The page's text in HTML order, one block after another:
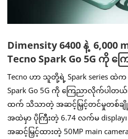
Dimensity 6400 နဲ့
Tecno Spark Go 5G ကို က
Tecno ဟာ သူတို့ရဲ့ Spark series ထဲ
Spark Go 5G ကို ကြေညာလိုက်ပါတယ်။
ထက် သိသာတဲ့ အဆင့်မြှင့်တင်မှုတစ်ချို့
အထဲမှာ ပိုကြီးတဲ့ 6.74 လက်မ display၊
အဆင့်မြှင့်ထားတဲ့ 50MP main